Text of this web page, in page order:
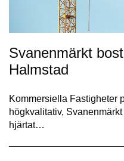
Svanenmärkt
Halmstad
Kommersiella Fastigheter
högkvalitativ,
hjärtat…